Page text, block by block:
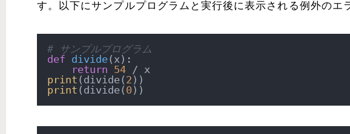
す。以下にサンプルプログラムと実行後に表示される例外のエ
# サンプルプログラム
def divide( x):
return 54
print (divide( 2
print (divide( 0